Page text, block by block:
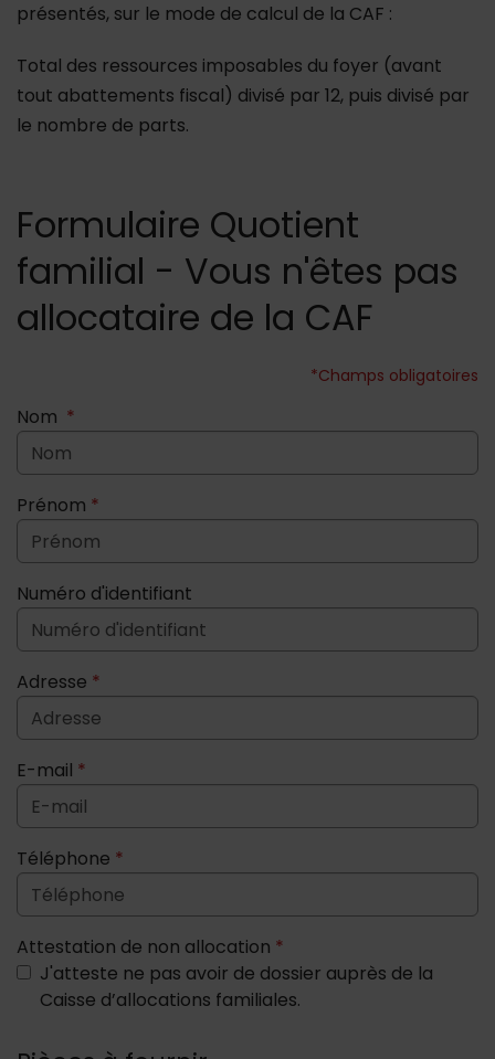
présentés, sur le mode de calcul de la CAF :
Total des ressources imposables du foyer (avant
tout abattements fiscal) divisé par 12, puis divisé par
le nombre de parts.
Formulaire Quotient
familial - Vous n'êtes pas
allocataire de la CAF
*Champs obligatoires
Nom *
Prénom *
Numéro d'identifiant
Adresse *
E-mail *
Téléphone *
Attestation de non allocation *
J'atteste ne pas avoir de dossier auprès de la
Caisse d’allocations familiales.